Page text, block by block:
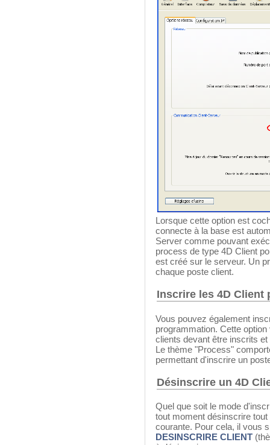
Lorsque cette option est
connecte à la base est
Server comme pouvant
process de type 4D Client
est créé sur le serveur. Un
chaque poste client.
Inscrire les 4D Client
Vous pouvez également
programmation. Cette
clients devant être inscrits
Le thème "Process"
permettant d'inscrire un
Désinscrire un 4D
Quel que soit le mode
tout moment désinscrire
courante. Pour cela, il vous
DESINSCRIRE CLIENT